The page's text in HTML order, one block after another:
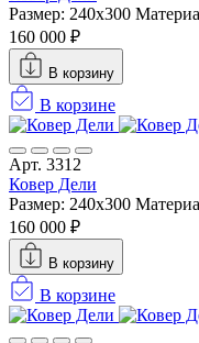
Размер: 240х300
160 000 ₽
В корзину
В корзине
Арт. 3312
Ковер Дели
Размер: 240х300
160 000 ₽
В корзину
В корзине